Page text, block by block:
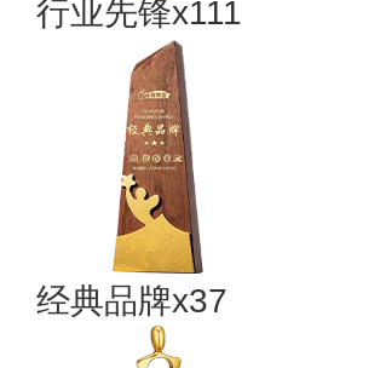
行业先锋x111
经典品牌x37